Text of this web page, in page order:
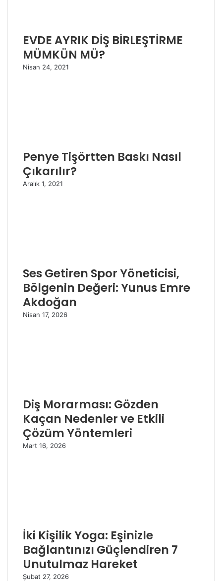
EVDE AYRIK DİŞ BİRLEŞTİRME
MÜMKÜN MÜ?
Nisan 24, 2021
Penye Tişörtten Baskı Nasıl
Çıkarılır?
Aralık 1, 2021
Ses Getiren Spor Yöneticisi,
Bölgenin Değeri: Yunus Emre
Akdoğan
Nisan 17, 2026
Diş Morarması: Gözden
Kaçan Nedenler ve Etkili
Çözüm Yöntemleri
Mart 16, 2026
İki Kişilik Yoga: Eşinizle
Bağlantınızı Güçlendiren 7
Unutulmaz Hareket
Şubat 27, 2026